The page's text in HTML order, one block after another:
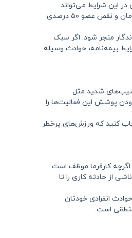
این شرایط می‌تواند
بخشی یا تمام دیه و غرامت نقص عضو را بر اساس درصد از کارافتادگی و نوع آسیب پرداخت کند. برای مثال در بسیاری از طرح‌ها، قطع یک دست یا پا تا حدود ۸۰۰ میلیون تومان و نقص عضو ۵۰ درصدی
منجر شود. اگر سبک
بیمه‌نامه، حوادث وسیله
آسیب‌های شدید مثل
پوشش این فعالیت‌ها را
کنید که ورزش‌های پرخطر
کارفرما موظف است
از حادثه کاری را تا
انفرادی خودتان
منطقی است.